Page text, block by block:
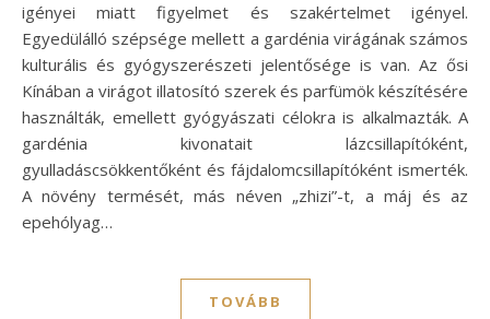
igényei miatt figyelmet és szakértelmet igényel.
Egyedülálló szépsége mellett a gardénia virágának számos
kulturális és gyógyszerészeti jelentősége is van. Az ősi
Kínában a virágot illatosító szerek és parfümök készítésére
használták, emellett gyógyászati célokra is alkalmazták. A
gardénia kivonatait lázcsillapítóként,
gyulladáscsökkentőként és fájdalomcsillapítóként ismerték.
A növény termését, más néven „zhizi”-t, a máj és az
epehólyag…
TOVÁBB